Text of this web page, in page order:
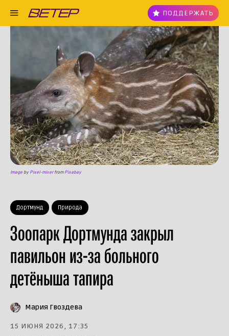
ПОДДЕРЖАТЬ
Дортмунд Природа
Зоопарк Дортмунда закрыл
павильон из-за больного
детёныша тапира
Image byPixel-mixerfromPixabay
Мария Гвоздева
15 ИЮНЯ 2026, 17:35